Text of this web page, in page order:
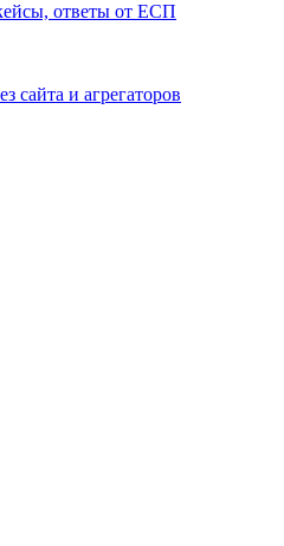
ответы от ЕСП
сайта и агрегаторов